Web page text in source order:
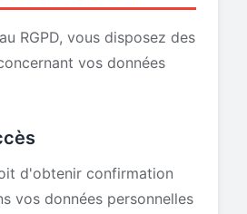
RGPD, vous disposez des
vos données
d'obtenir confirmation
vos données personnelles